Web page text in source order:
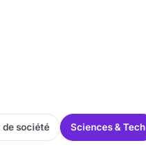
de société Sciences & Tech